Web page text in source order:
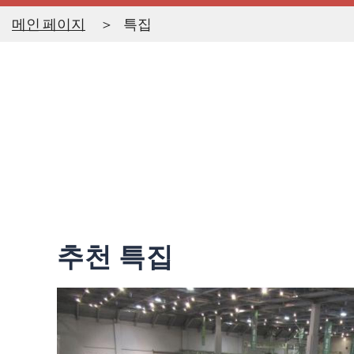
메인 페이지 특집
추천 특집